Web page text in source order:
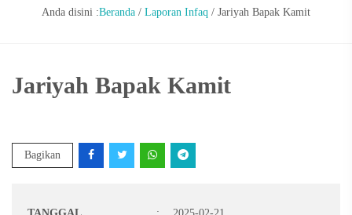
Anda disini :Beranda / Laporan Infaq / Jariyah Bapak Kamit
Jariyah Bapak Kamit
Bagikan